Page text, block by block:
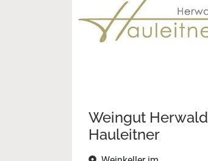
Weingut Herwald
Hauleitner